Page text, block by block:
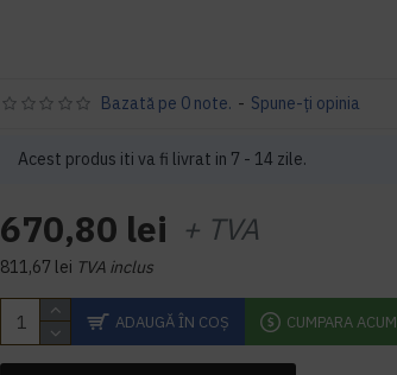
Acest produs iti va fi livrat in 7 - 14 zile.
Bazată pe 0 note. - Spune-ţi opinia
670,80 lei + TVA
811,67 lei TVA inclus
ADAUGĂ ÎN COŞ CUMPARA ACUM